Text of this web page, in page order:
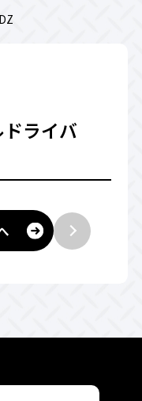
ライバ